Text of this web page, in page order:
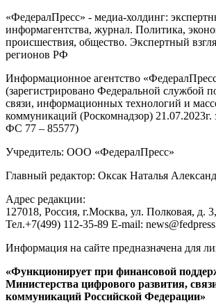
«ФедералПресс» - медиа-холдинг:
информагентства, журнал. Политика,
происшествия, общество. Экспертный
регионов РФ
Информационное агентство
(зарегистрировано Федеральной службой
связи, информационных технологий и
коммуникаций (Роскомнадзор)
ФС 77 – 85577)
Учредитель: ООО «ФедералПресс»
Главный редактор: Оксак Наталья
Адрес редакции:
127018, Россия, г.Москва, ул. Полковая, д.
Тел.+7(499) 112-35-89 E-mail:
Информация на сайте предназначена для
«Функционирует при финансовой
Министерства цифрового развития,
коммуникаций Российской Федерации»